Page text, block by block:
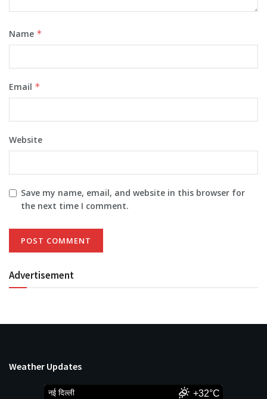
Name *
Email *
Website
Save my name, email, and website in this browser for
the next time I comment.
Advertisement
Weather Updates
नई दिल्ली +32°C